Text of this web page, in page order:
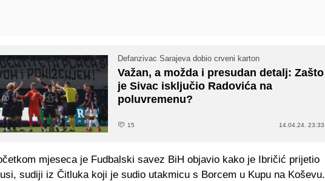
Defanzivac Sarajeva dobio crveni karton
Važan, a možda i presudan detalj: Zašto
je Sivac isključio Radovića na
poluvremenu?
15 14.04.24. 23:33
mjeseca je Fudbalski savez BiH objavio kako je Ibričić prijetio
sudiji iz Čitluka koji je sudio utakmicu s Borcem u Kupu na Koševu.